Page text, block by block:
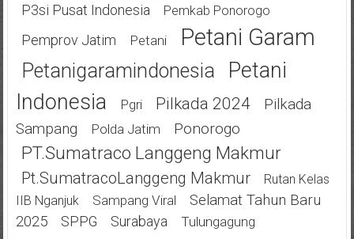
P3si Pusat Indonesia
Pemkab Ponorogo
Pemprov Jatim Petani Petani Garam
Petanigaramindonesia
Petani
Indonesia
Pgri Pilkada 2024
Pilkada
Sampang
Polda Jatim Ponorogo
PT.Sumatraco Langgeng Makmur
Pt.SumatracoLanggeng Makmur
Rutan Kelas
IIB Nganjuk
Sampang Viral
Selamat Tahun Baru
2025
SPPG Surabaya Tulungagung